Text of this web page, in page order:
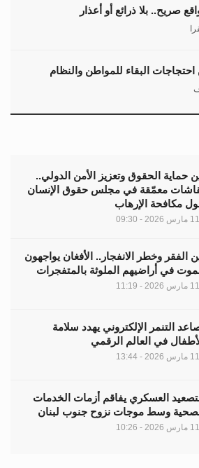
صريح.. بلا ذرائع أو أعذار
احتجاجات البقاء للمواطن والنظام
حماية الحقوق وتعزيز الأمن الدولي..
معمّقة في مجلس حقوق الإنسان
مكافحة الإرهاب
11 مارس 2026 - 09:30
الفقر وخطر الانفجار.. الأفغان يواجهون
في أراضيهم الملوثة بالمتفجرات
11 مارس 2026 - 11:19
التنمر الإلكتروني يهدد سلامة
في العالم الرقمي
11 مارس 2026 - 13:44
العسكري يفاقم أزمات الخدمات
وسط موجات نزوح جنوب لبنان
11 مارس 2026 - 10:26